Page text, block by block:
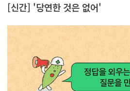
[신간] '당연한 것은 없어'